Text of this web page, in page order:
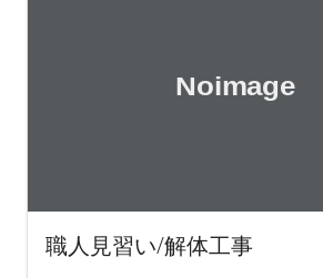
職人見習い/解体工事